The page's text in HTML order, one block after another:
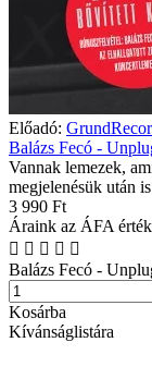
Előadó:
Balázs Fecó -
Vannak lemezek,
megjelenésük után
3 990 Ft
Áraink az ÁFA
Balázs Fecó -
Kosárba
Kívánságlistára